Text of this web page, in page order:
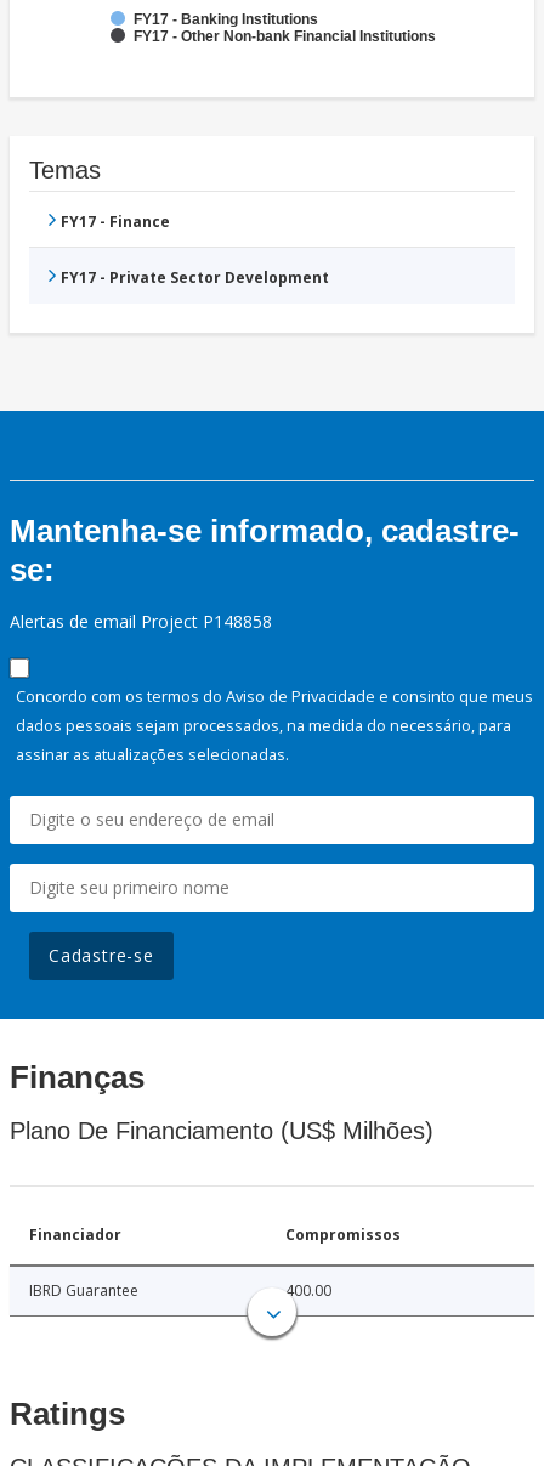
FY17 - Banking Institutions
FY17 - Other Non-bank Financial Institutions
Temas
FY17 - Finance
FY17 - Private Sector Development
Mantenha-se informado, cadastre-
se:
Alertas de email Project P148858
Concordo com os termos do Aviso de Privacidade e consinto que meus
dados pessoais sejam processados, na medida do necessário, para
assinar as atualizações selecionadas.
Cadastre-se
Finanças
Plano De Financiamento (US$ Milhões)
Financiador Compromissos
IBRD Guarantee 400.00
Ratings